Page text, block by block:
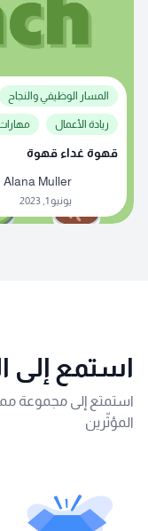
المسار الوظيفي والنجاح
ريادة الأعمال
قهوة غداء قهوة
Alana Muller
يونيو 1, 2023
استمع إلى
استمتع إلى مجموعة
المؤثّرين